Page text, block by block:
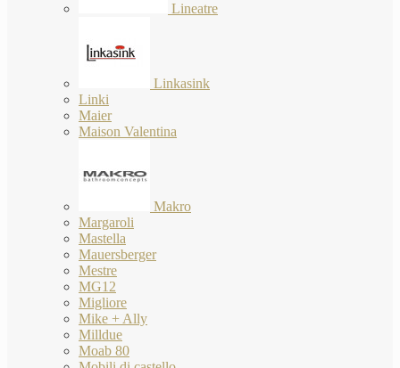
Lineatre
Linkasink
Linki
Maier
Maison Valentina
Makro
Margaroli
Mastella
Mauersberger
Mestre
MG12
Migliore
Mike + Ally
Milldue
Moab 80